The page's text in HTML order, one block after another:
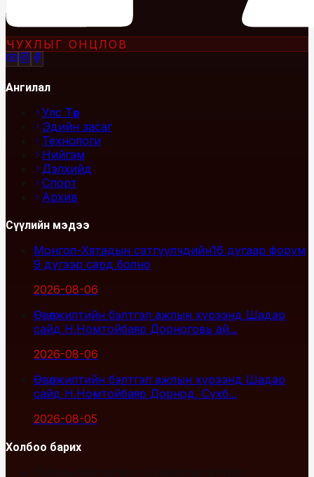
ЧУХЛЫГ ОНЦЛОВ
Ангилал
Улс Төр
Эдийн засаг
Технологи
Нийгэм
Дэлхийд
Спорт
Архив
Сүүлийн мэдээ
Монгол-Хятадын сэтгүүлчдийн16 дугаар форум
9 дүгээр сард болно
2026-08-06
Өвөлжилтийн бэлтгэл ажлын хүрээнд Шадар
сайд Н.Номтойбаяр Дорноговь ай...
2026-08-06
Өвөлжилтийн бэлтгэл ажлын хүрээнд Шадар
сайд Н.Номтойбаяр Дорнод, Сүхб...
2026-08-05
Холбоо барих